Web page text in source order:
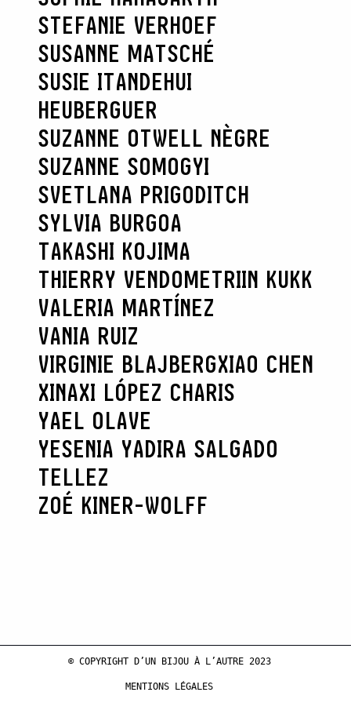
STEFANIE VERHOEF
SUSANNE MATSCHÉ
SUSIE ITANDEHUI
HEUBERGUER
SUZANNE OTWELL NÈGRE
SUZANNE SOMOGYI
SVETLANA PRIGODITCH
SYLVIA BURGOA
TAKASHI KOJIMA
THIERRY VENDOMETRIIN KUKK
VALERIA MARTÍNEZ
VANIA RUIZ
VIRGINIE BLAJBERGXIAO CHEN
XINAXI LÓPEZ CHARIS
YAEL OLAVE
YESENIA YADIRA SALGADO
TELLEZ
ZOÉ KINER-WOLFF
© COPYRIGHT D’UN BIJOU À L’AUTRE 2023
MENTIONS LÉGALES